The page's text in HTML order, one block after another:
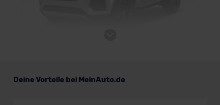
Deine Vorteile bei MeinAuto.de